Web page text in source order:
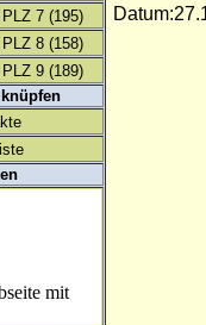
7 (195)
8 (158)
9 (189)
mit